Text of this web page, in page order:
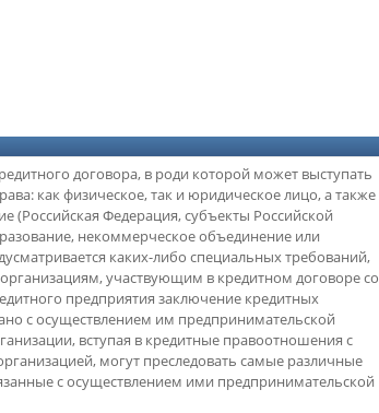
договора, в роди которой может выступать
как физическое, так и юридическое лицо, а также
(Российская Федерация, субъекты Российской
некоммерческое объединение или
каких-либо специальных требований,
участвующим в кредитном договоре со
предприятия заключение кредитных
с осуществлением им предпринимательской
вступая в кредитные правоотношения с
могут преследовать самые различные
с осуществлением ими предпринимательской